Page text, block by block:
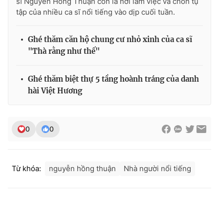
Ðiện thoại Thời báo VTV:024.66 897 897
Email:
® Cấm sao chép dưới mọi hình thức nếu không có sự chấp
tập của nhiều ca sĩ nổi tiếng vào dịp cuối tuần.
Ghé thăm căn hộ chung cư nhỏ xinh của ca sĩ
"Thà rằng như thế"
Ghé thăm biệt thự 5 tầng hoành tráng của danh
hài Việt Hương
0 0
Từ khóa: nguyễn hồng thuận Nhà người nổi tiếng